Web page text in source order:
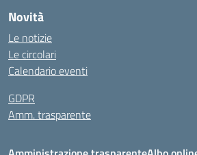
Novità
Le notizie
Le circolari
Calendario eventi
GDPR
Amm. trasparente